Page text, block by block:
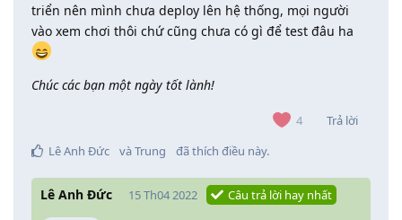
triển nên mình chưa deploy lên hệ thống, mọi người
vào xem chơi thôi chứ cũng chưa có gì để test đâu ha
Chúc các bạn một ngày tốt lành!
4
Trả lời
Lê Anh Đức
vàTrung đã thích điều này.
Lê Anh Đức 15 Th04 2022 Câu trả lời hay nhất